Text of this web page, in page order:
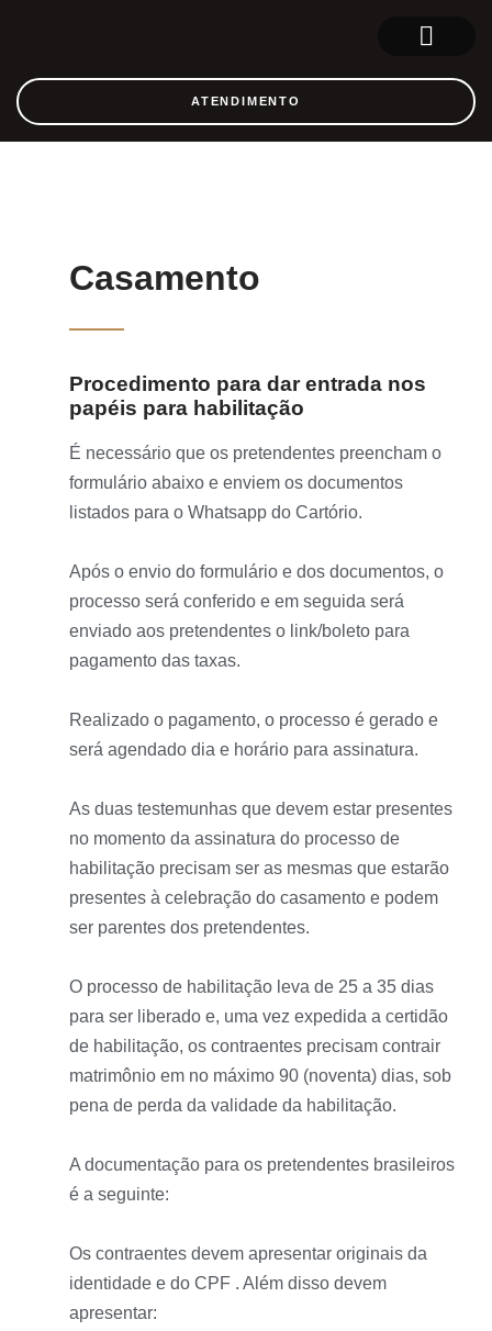
ATENDIMENTO
Casamento
Procedimento para dar entrada nos
papéis para habilitação
É necessário que os pretendentes preencham o
formulário abaixo e enviem os documentos
listados para o Whatsapp do Cartório.
Após o envio do formulário e dos documentos, o
processo será conferido e em seguida será
enviado aos pretendentes o link/boleto para
pagamento das taxas.
Realizado o pagamento, o processo é gerado e
será agendado dia e horário para assinatura.
As duas testemunhas que devem estar presentes
no momento da assinatura do processo de
habilitação precisam ser as mesmas que estarão
presentes à celebração do casamento e podem
ser parentes dos pretendentes.
O processo de habilitação leva de 25 a 35 dias
para ser liberado e, uma vez expedida a certidão
de habilitação, os contraentes precisam contrair
matrimônio em no máximo 90 (noventa) dias, sob
pena de perda da validade da habilitação.
A documentação para os pretendentes brasileiros
é a seguinte:
Os contraentes devem apresentar originais da
identidade e do CPF . Além disso devem
apresentar: